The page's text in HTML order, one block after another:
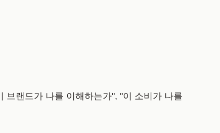
브랜드가 나를 이해하는가", "이 소비가 나를